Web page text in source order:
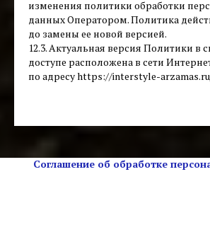
изменения политики обработки
данных Оператором. Политика
до замены ее новой версией.
12.3. Актуальная версия Политики в
доступе расположена в сети
по адресу https://interstyle-
Соглашение об обработке